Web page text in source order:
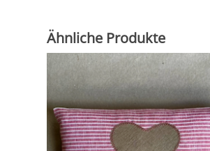
Ähnliche Produkte